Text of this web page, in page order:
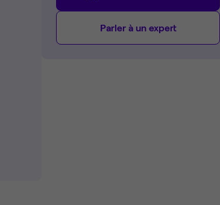
Parler à un expert